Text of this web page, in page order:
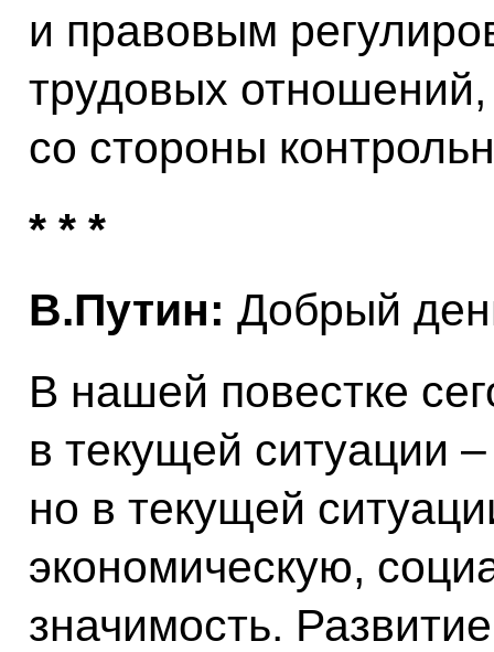
и правовым
трудовых
со стороны
* * *
В.Путин: Добрый
В нашей повестке
в текущей ситуации
но в текущей
экономическую,
значимость.